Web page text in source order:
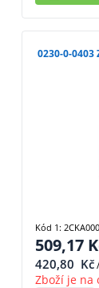
0230-0-0403 Zásuvka reproduktorová stereofonní,
509,17
420,80 Kč
Zboží je na
Kód 1: